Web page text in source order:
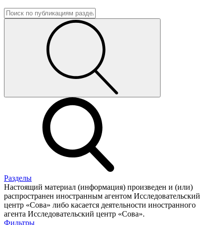
Разделы
Настоящий материал (информация) произведен и (или)
распространен иностранным агентом Исследовательский
центр «Сова» либо касается деятельности иностранного
агента Исследовательский центр «Сова».
Фильтры